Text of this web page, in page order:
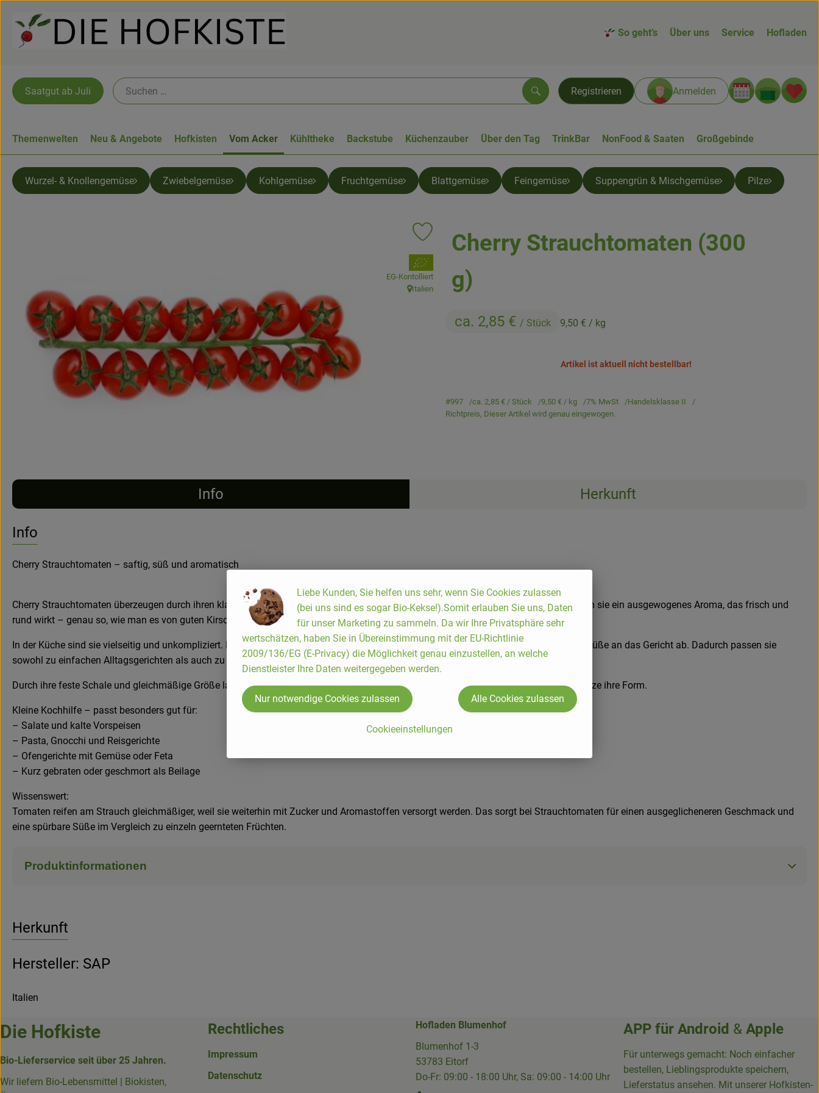
So geht’s Über uns Service Hofladen
Registrieren Anmelden
Suchen
Saatgut ab Juli
Themenwelten Neu & Angebote Hofkisten Vom Acker Kühltheke Backstube Küchenzauber Über den Tag TrinkBar NonFood & Saaten Großgebinde
Wurzel- & Knollengemüse Zwiebelgemüse Kohlgemüse Fruchtgemüse Blattgemüse Feingemüse Suppengrün & Mischgemüse Pilze
Cherry Strauchtomaten (300
g)
ca. 2,85 € / Stück 9,50 € / kg
Produkt zu Favouriten hinzufügen
, Verband:
EG-Kontolliert
, Herkunft:
Italien
Artikel ist aktuell nicht bestellbar!
#997 ca. 2,85 € / Stück 9,50 € / kg 7% MwSt
Handelsklasse II
Richtpreis, Dieser Artikel wird genau eingewogen.
Info Herkunft
Info
Cherry Strauchtomaten – saftig, süß und aromatisch
Cherry Strauchtomaten überzeugen durch ihren klaren, fruchtigen Geschmack und ihre angenehme Süße. Am Strauch gereift, entwickeln sie ein ausgewogenes Aroma, das frisch und
rund wirkt – genau so, wie man es von guten Kirschtomaten erwartet.
In der Küche sind sie vielseitig und unkompliziert. Roh bleiben sie knackig und saftig, beim Garen platzen sie leicht auf und geben ihre Süße an das Gericht ab. Dadurch passen sie
sowohl zu einfachen Alltagsgerichten als auch zu warmen Speisen, bei denen Tomaten nicht dominieren, sondern ergänzen sollen.
Durch ihre feste Schale und gleichmäßige Größe lassen sich Cherry Strauchtomaten gut portionieren und behalten auch nach kurzer Hitze ihre Form.
Kleine Kochhilfe – passt besonders gut für:
– Salate und kalte Vorspeisen
– Pasta, Gnocchi und Reisgerichte
– Ofengerichte mit Gemüse oder Feta
– Kurz gebraten oder geschmort als Beilage
Wissenswert:
Tomaten reifen am Strauch gleichmäßiger, weil sie weiterhin mit Zucker und Aromastoffen versorgt werden. Das sorgt bei Strauchtomaten für einen ausgeglicheneren Geschmack und
eine spürbare Süße im Vergleich zu einzeln geernteten Früchten.
Produktinformationen
Herkunft
Hersteller: SAP
Italien
Die Hofkiste
Bio-Lieferservice seit über 25 Jahren.
Wir liefern Bio-Lebensmittel | Biokisten,
Rechtliches
Impressum
Datenschutz
Hofladen Blumenhof
Blumenhof 1-3
53783 Eitorf
Do-Fr: 09:00 - 18:00 Uhr, Sa: 09:00 - 14:00 Uhr
APP für Android & Apple
Für unterwegs gemacht: Noch einfacher
bestellen, Lieblingsprodukte speichern,
Lieferstatus ansehen. Mit unserer Hofkisten-
Liebe Kunden, Sie helfen uns sehr, wenn Sie Cookies zulassen
(bei uns sind es sogar Bio-Kekse!).Somit erlauben Sie uns, Daten
für unser Marketing zu sammeln. Da wir Ihre Privatsphäre sehr
wertschätzen, haben Sie in Übereinstimmung mit der EU-Richtlinie
2009/136/EG (E-Privacy) die Möglichkeit genau einzustellen, an welche
Dienstleister Ihre Daten weitergegeben werden.
Cookieeinstellungen
Nur notwendige Cookies zulassen Alle Cookies zulassen